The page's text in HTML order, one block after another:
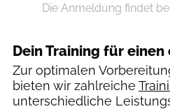
Die Anmeldung findet
Dein Training für
Zur optimalen
bieten wir zahlreiche
unterschiedliche